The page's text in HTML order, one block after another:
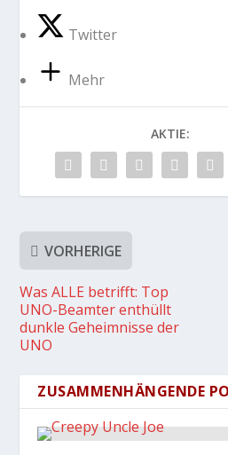
Twitter
Mehr
AKTIE:
VORHERIGE
Was ALLE betrifft: Top
UNO-Beamter enthüllt
dunkle Geheimnisse der
UNO
ZUSAMMENHÄNGENDE